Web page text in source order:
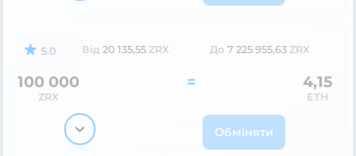
5.0 Від 20 135,55 ZRX До 7 225 955,63 ZRX
100 000
ZRX
= 4,15
ETH
Обміняти